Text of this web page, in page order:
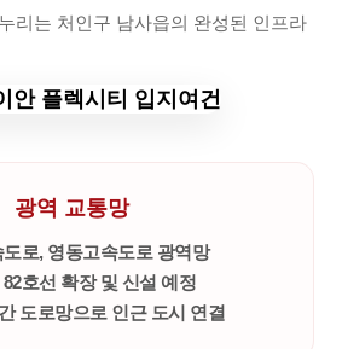
리는 처인구 남사읍의 완성된 인프라
광역 교통망
로, 영동고속도로 광역망
호선 확장 및 신설 예정
도로망으로 인근 도시 연결